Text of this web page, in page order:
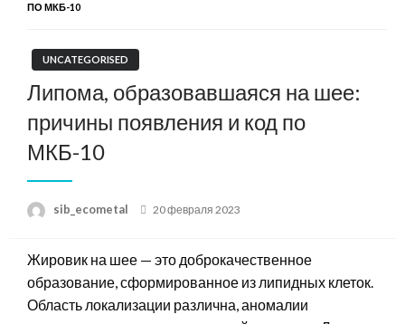
ПО МКБ-10
UNCATEGORISED
Липома, образовавшаяся на шее:
причины появления и код по
МКБ-10
sib_ecometal
Posted
20 февраля 2023
Жировик на шее — это доброкачественное
образование, сформированное из липидных клеток.
Область локализации различна, аномалии